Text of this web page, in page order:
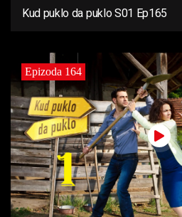
Kud puklo da puklo S01 Ep165
Epizoda 164